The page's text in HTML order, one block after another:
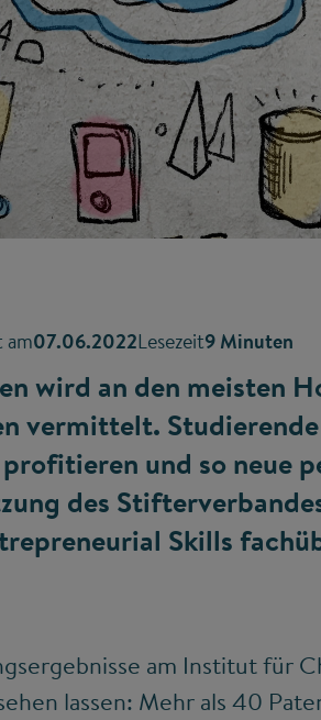
07.06.2022Lesezeit9 Minuten
wird an den meisten
vermittelt.
und so neue
des
Skills
am Institut für
lassen: Mehr als 40